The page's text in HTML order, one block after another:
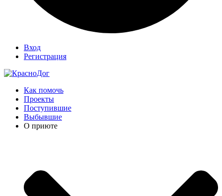
Вход
Регистрация
Как помочь
Проекты
Поступившие
Выбывшие
О приюте